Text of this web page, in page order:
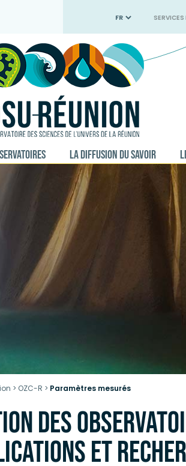
SERVICES
LA DIFFUSION DU SAVOIR
> OZC-R > Paramètres mesurés
DES
ET